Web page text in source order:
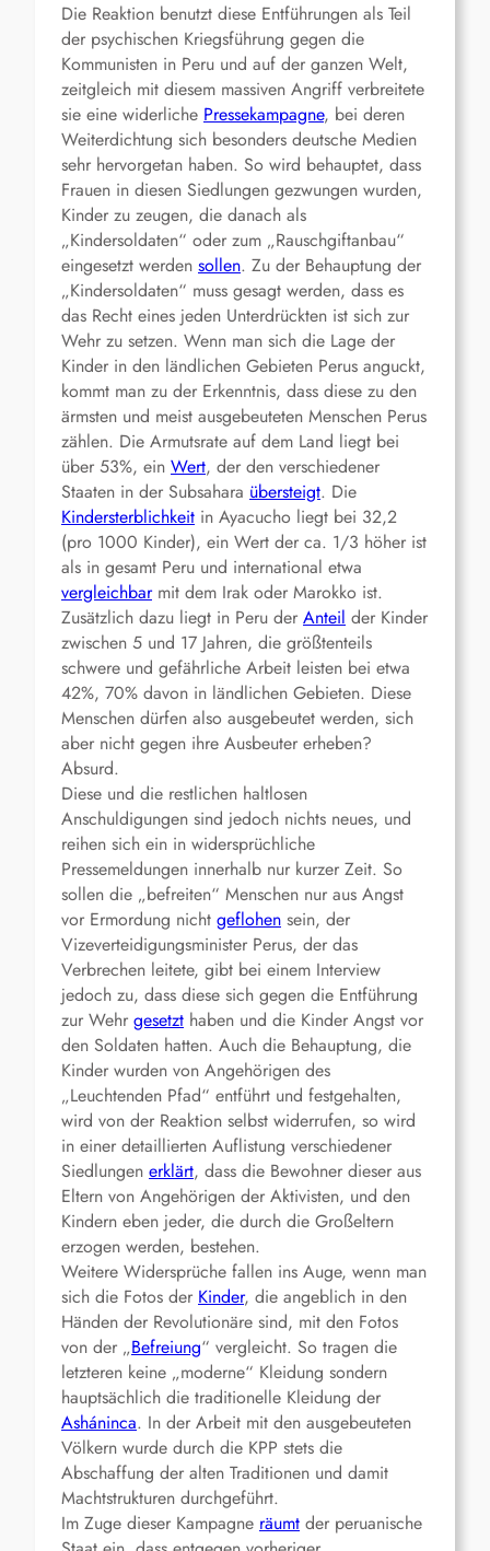
Die Reaktion benutzt diese Entführungen als Teil
der psychischen Kriegsführung gegen die
Kommunisten in Peru und auf der ganzen Welt,
zeitgleich mit diesem massiven Angriff verbreitete
sie eine widerliche Pressekampagne, bei deren
Weiterdichtung sich besonders deutsche Medien
sehr hervorgetan haben. So wird behauptet, dass
Frauen in diesen Siedlungen gezwungen wurden,
Kinder zu zeugen, die danach als
„Kindersoldaten“ oder zum „Rauschgiftanbau“
eingesetzt werden sollen. Zu der Behauptung der
„Kindersoldaten“ muss gesagt werden, dass es
das Recht eines jeden Unterdrückten ist sich zur
Wehr zu setzen. Wenn man sich die Lage der
Kinder in den ländlichen Gebieten Perus anguckt,
kommt man zu der Erkenntnis, dass diese zu den
ärmsten und meist ausgebeuteten Menschen Perus
zählen. Die Armutsrate auf dem Land liegt bei
über 53%, ein Wert, der den verschiedener
Staaten in der Subsahara übersteigt. Die
Kindersterblichkeit in Ayacucho liegt bei 32,2
(pro 1000 Kinder), ein Wert der ca. 1/3 höher ist
als in gesamt Peru und international etwa
vergleichbarmit dem Irak oder Marokko ist.
Zusätzlich dazu liegt in Peru der Anteil der Kinder
zwischen 5 und 17 Jahren, die größtenteils
schwere und gefährliche Arbeit leisten bei etwa
42%, 70% davon in ländlichen Gebieten. Diese
Menschen dürfen also ausgebeutet werden, sich
aber nicht gegen ihre Ausbeuter erheben?
Absurd.
Diese und die restlichen haltlosen
Anschuldigungen sind jedoch nichts neues, und
reihen sich ein in widersprüchliche
Pressemeldungen innerhalb nur kurzer Zeit. So
sollen die „befreiten“ Menschen nur aus Angst
vor Ermordung nicht geflohen sein, der
Vizeverteidigungsminister Perus, der das
Verbrechen leitete, gibt bei einem Interview
jedoch zu, dass diese sich gegen die Entführung
zur Wehr gesetzt haben und die Kinder Angst vor
den Soldaten hatten. Auch die Behauptung, die
Kinder wurden von Angehörigen des
„Leuchtenden Pfad“ entführt und festgehalten,
wird von der Reaktion selbst widerrufen, so wird
in einer detaillierten Auflistung verschiedener
Siedlungen erklärt, dass die Bewohner dieser aus
Eltern von Angehörigen der Aktivisten, und den
Kindern eben jeder, die durch die Großeltern
erzogen werden, bestehen.
Weitere Widersprüche fallen ins Auge, wenn man
sich die Fotos der Kinder, die angeblich in den
Händen der Revolutionäre sind, mit den Fotos
von der „Befreiung“ vergleicht. So tragen die
letzteren keine „moderne“ Kleidung sondern
hauptsächlich die traditionelle Kleidung der
Asháninca. In der Arbeit mit den ausgebeuteten
Völkern wurde durch die KPP stets die
Abschaffung der alten Traditionen und damit
Machtstrukturen durchgeführt.
Im Zuge dieser Kampagne räumt der peruanische